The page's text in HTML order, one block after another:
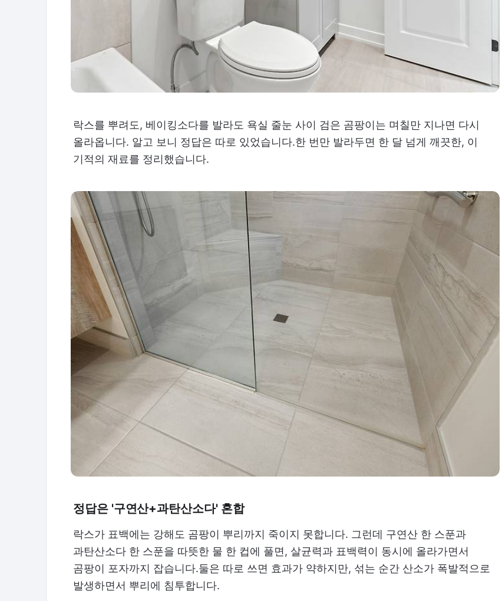
락스를 뿌려도, 베이킹소다를 발라도 욕실 줄눈 사이 검은 곰팡이는 며칠만 지나면 다시
올라옵니다. 알고 보니 정답은 따로 있었습니다.한 번만 발라두면 한 달 넘게 깨끗한, 이
기적의 재료를 정리했습니다.
정답은 '구연산+과탄산소다' 혼합
락스가 표백에는 강해도 곰팡이 뿌리까지 죽이지 못합니다. 그런데 구연산 한 스푼과
과탄산소다 한 스푼을 따뜻한 물 한 컵에 풀면, 살균력과 표백력이 동시에 올라가면서
곰팡이 포자까지 잡습니다.둘은 따로 쓰면 효과가 약하지만, 섞는 순간 산소가 폭발적으로
발생하면서 뿌리에 침투합니다.